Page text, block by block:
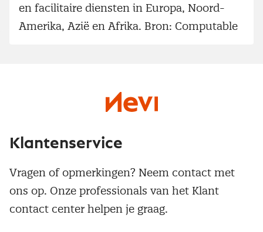
en facilitaire diensten in Europa, Noord-
Amerika, Azië en Afrika. Bron: Computable
Klantenservice
Vragen of opmerkingen? Neem contact met
ons op. Onze professionals van het Klant
contact center helpen je graag.